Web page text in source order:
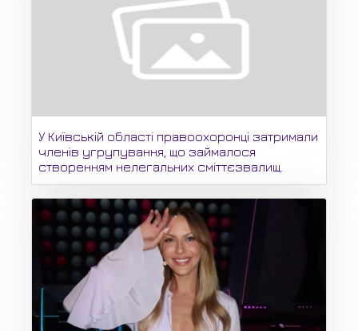
У Київській області правоохоронці затримали
членів угрупування, що займалося
створенням нелегальних сміттєзвалищ.